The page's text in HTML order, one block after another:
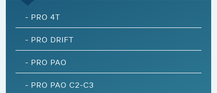
- PRO 4T
- PRO DRIFT
- PRO PAO
- PRO PAO C2-C3